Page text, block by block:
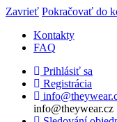
Zavrieť Pokračovať do
Kontakty
FAQ
Prihlásiť sa
Registrácia
info@theywear.cz